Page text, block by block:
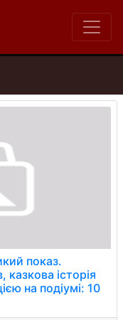
показ.
казкова історія
на подіумі: 10